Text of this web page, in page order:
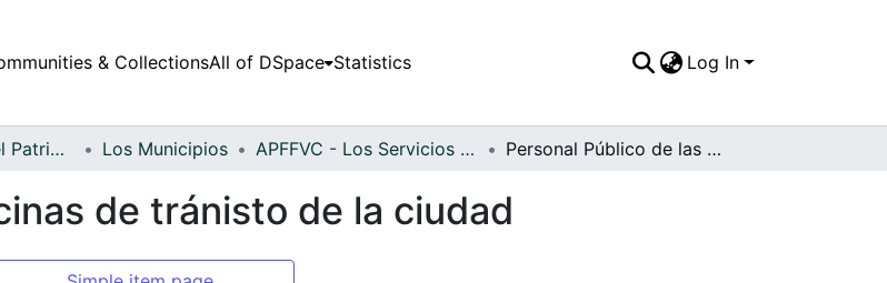
& CollectionsAll of DSpace Statistics Log In
Fondo Archivo del Patrimonio Fotográfico y Fílmico del Valle del Cauca Los Municipios APFFVC - Los Servicios Públicos - Patrimonial Personal Público de las oficinas de tránisto de la ciudad
de tránisto de la ciudad